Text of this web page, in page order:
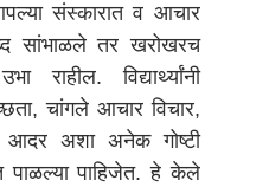
संस्कारात व आचार
सांभाळले तर खरोखरच
राहील. विद्यार्थ्यांनी
चांगले आचार विचार,
आदर अशा अनेक गोष्टी
पाळल्या पाहिजेत. हे केले